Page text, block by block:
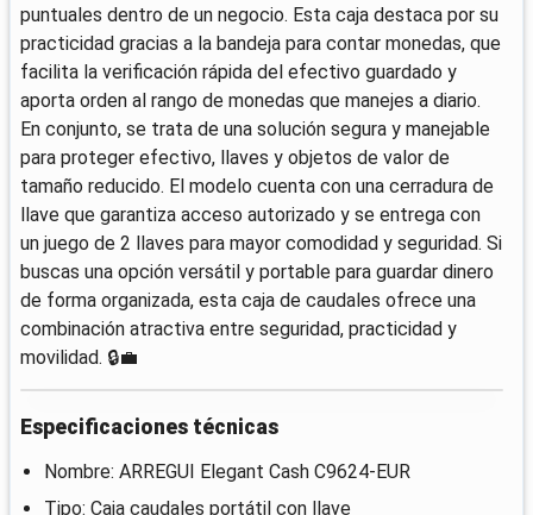
puntuales dentro de un negocio. Esta caja destaca por su
practicidad gracias a la bandeja para contar monedas, que
facilita la verificación rápida del efectivo guardado y
aporta orden al rango de monedas que manejes a diario.
En conjunto, se trata de una solución segura y manejable
para proteger efectivo, llaves y objetos de valor de
tamaño reducido. El modelo cuenta con una cerradura de
llave que garantiza acceso autorizado y se entrega con
un juego de 2 llaves para mayor comodidad y seguridad. Si
buscas una opción versátil y portable para guardar dinero
de forma organizada, esta caja de caudales ofrece una
combinación atractiva entre seguridad, practicidad y
movilidad. 🔒💼
Especificaciones técnicas
Nombre: ARREGUI Elegant Cash C9624-EUR
Tipo: Caja caudales portátil con llave